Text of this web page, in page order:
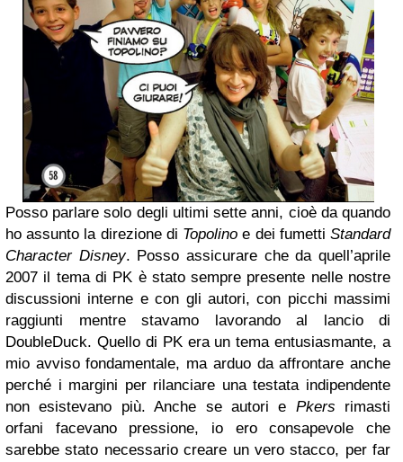
Posso parlare solo degli ultimi sette anni, cioè da quando
ho assunto la direzione di Topolino e dei fumettiStandard
Character Disney. Posso assicurare che da quell’aprile
2007 il tema di PK è stato sempre presente nelle nostre
discussioni interne e con gli autori, con picchi massimi
raggiunti mentre stavamo lavorando al lancio di
DoubleDuck. Quello di PK era un tema entusiasmante, a
mio avviso fondamentale, ma arduo da affrontare anche
perché i margini per rilanciare una testata indipendente
non esistevano più. Anche se autori e Pkers rimasti
orfani facevano pressione, io ero consapevole che
sarebbe stato necessario creare un vero stacco, per far